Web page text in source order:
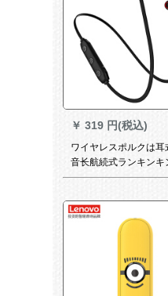
￥ 319 円(税込)
ワイヤレスポルクは耳
音长航続式ランキンキ
ロックとトーイホーン